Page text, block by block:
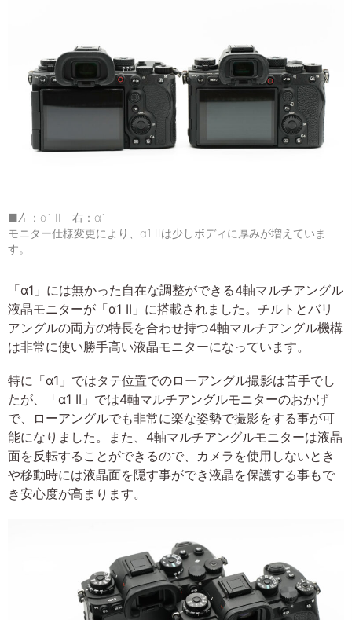
■左：α1 II 右：α1
モニター仕様変更により、α1 IIは少しボディに厚みが増えていま
す。
「α1」には無かった自在な調整ができる4軸マルチアングル
液晶モニターが「α1 II」に搭載されました。チルトとバリ
アングルの両方の特長を合わせ持つ4軸マルチアングル機構
は非常に使い勝手高い液晶モニターになっています。
特に「α1」ではタテ位置でのローアングル撮影は苦手でし
たが、「α1 II」では4軸マルチアングルモニターのおかげ
で、ローアングルでも非常に楽な姿勢で撮影をする事が可
能になりました。また、4軸マルチアングルモニターは液晶
面を反転することができるので、カメラを使用しないとき
や移動時には液晶面を隠す事ができ液晶を保護する事もで
き安心度が高まります。